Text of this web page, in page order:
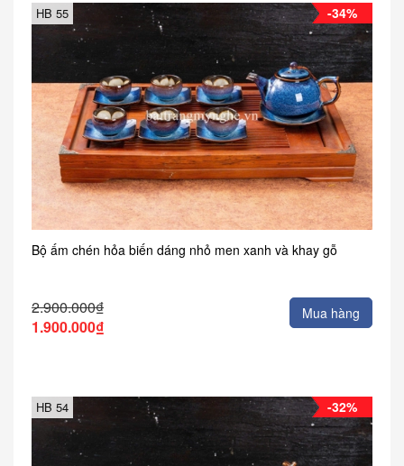
-34%
HB 55
Bộ ấm chén hỏa biến dáng nhỏ men xanh và khay gỗ
2.900.000₫
1.900.000₫
Mua hàng
-32%
HB 54